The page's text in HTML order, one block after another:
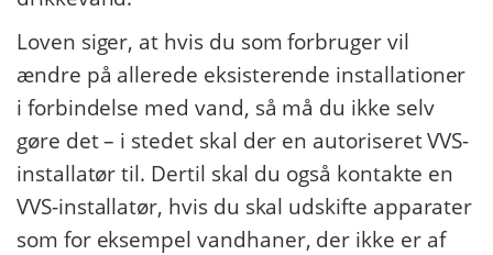
Loven siger, at hvis du som forbruger vil
ændre på allerede eksisterende installationer
i forbindelse med vand, så må du ikke selv
gøre det – i stedet skal der en autoriseret VVS-
installatør til. Dertil skal du også kontakte en
VVS-installatør, hvis du skal udskifte apparater
som for eksempel vandhaner, der ikke er af